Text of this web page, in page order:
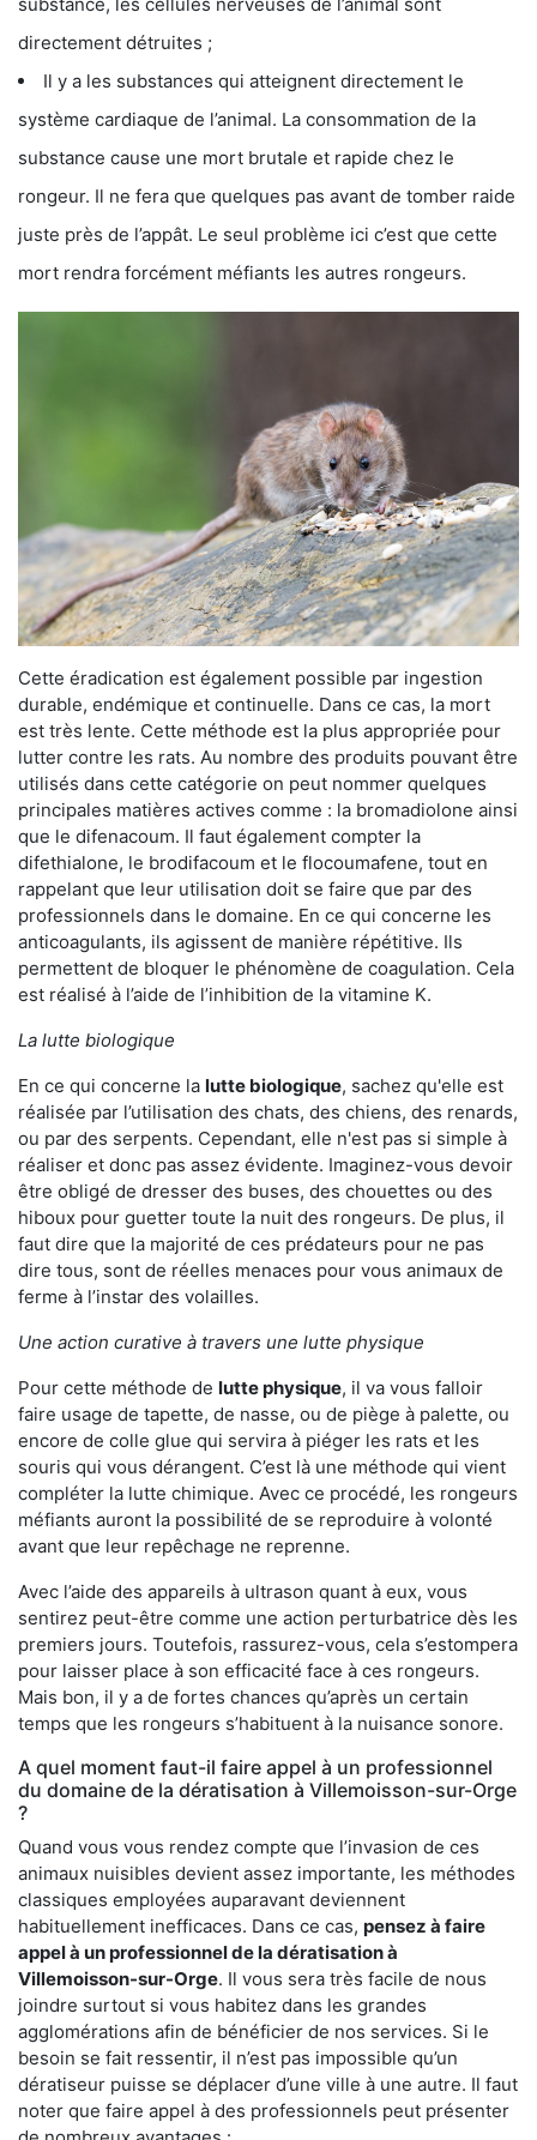
directement détruites ;
Il y a les substances qui atteignent directement le
système cardiaque de l’animal. La consommation de la
substance cause une mort brutale et rapide chez le
rongeur. Il ne fera que quelques pas avant de tomber raide
juste près de l’appât. Le seul problème ici c’est que cette
mort rendra forcément méfiants les autres rongeurs.
Cette éradication est également possible par ingestion
durable, endémique et continuelle. Dans ce cas, la mort
est très lente. Cette méthode est la plus appropriée pour
lutter contre les rats. Au nombre des produits pouvant être
utilisés dans cette catégorie on peut nommer quelques
principales matières actives comme : la bromadiolone ainsi
que le difenacoum. Il faut également compter la
difethialone, le brodifacoum et le flocoumafene, tout en
rappelant que leur utilisation doit se faire que par des
professionnels dans le domaine. En ce qui concerne les
anticoagulants, ils agissent de manière répétitive. Ils
permettent de bloquer le phénomène de coagulation. Cela
est réalisé à l’aide de l’inhibition de la vitamine K.
La lutte biologique
En ce qui concerne la lutte biologique, sachez qu'elle est
réalisée par l’utilisation des chats, des chiens, des renards,
ou par des serpents. Cependant, elle n'est pas si simple à
réaliser et donc pas assez évidente. Imaginez-vous devoir
être obligé de dresser des buses, des chouettes ou des
hiboux pour guetter toute la nuit des rongeurs. De plus, il
faut dire que la majorité de ces prédateurs pour ne pas
dire tous, sont de réelles menaces pour vous animaux de
ferme à l’instar des volailles.
Une action curative à travers une lutte physique
Pour cette méthode de lutte physique, il va vous falloir
faire usage de tapette, de nasse, ou de piège à palette, ou
encore de colle glue qui servira à piéger les rats et les
souris qui vous dérangent. C’est là une méthode qui vient
compléter la lutte chimique. Avec ce procédé, les rongeurs
méfiants auront la possibilité de se reproduire à volonté
avant que leur repêchage ne reprenne.
Avec l’aide des appareils à ultrason quant à eux, vous
sentirez peut-être comme une action perturbatrice dès les
premiers jours. Toutefois, rassurez-vous, cela s’estompera
pour laisser place à son efficacité face à ces rongeurs.
Mais bon, il y a de fortes chances qu’après un certain
temps que les rongeurs s’habituent à la nuisance sonore.
A quel moment faut-il faire appel à un professionnel
du domaine de la dératisation à Villemoisson-sur-Orge
?
Quand vous vous rendez compte que l’invasion de ces
animaux nuisibles devient assez importante, les méthodes
classiques employées auparavant deviennent
habituellement inefficaces. Dans ce cas, pensez à faire
appel à un professionnel de la dératisation à
Villemoisson-sur-Orge. Il vous sera très facile de nous
joindre surtout si vous habitez dans les grandes
agglomérations afin de bénéficier de nos services. Si le
besoin se fait ressentir, il n’est pas impossible qu’un
dératiseur puisse se déplacer d’une ville à une autre. Il faut
noter que faire appel à des professionnels peut présenter